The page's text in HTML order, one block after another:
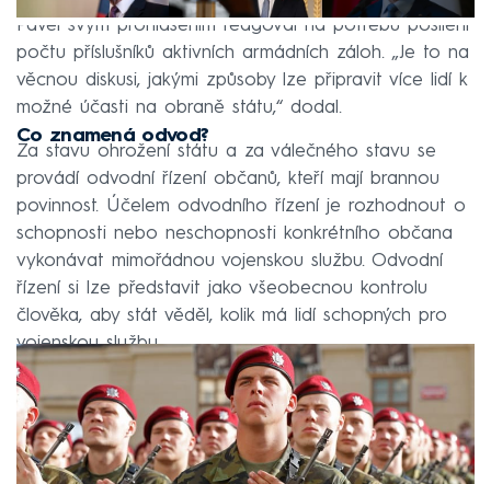
Pavel svým prohlášením reagoval na potřebu posílení
počtu příslušníků aktivních armádních záloh. „Je to na
věcnou diskusi, jakými způsoby lze připravit více lidí k
možné účasti na obraně státu,“ dodal.
Co znamená odvod?
Za stavu ohrožení státu a za válečného stavu se
provádí odvodní řízení občanů, kteří mají brannou
povinnost. Účelem odvodního řízení je rozhodnout o
schopnosti nebo neschopnosti konkrétního občana
vykonávat mimořádnou vojenskou službu. Odvodní
řízení si lze představit jako všeobecnou kontrolu
člověka, aby stát věděl, kolik má lidí schopných pro
vojenskou službu.